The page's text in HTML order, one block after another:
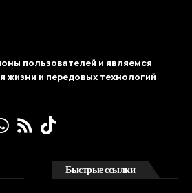
пользователей и являемся
жизни и передовых технологий
Быстрые ссылки